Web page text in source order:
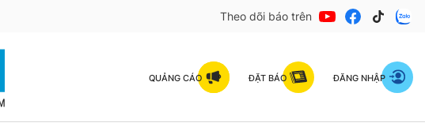
Theo dõi báo trên
QUẢNG CÁO ĐẶT BÁO ĐĂNG NHẬP